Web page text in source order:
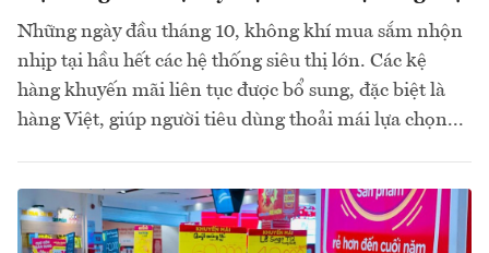
Những ngày đầu tháng 10, không khí mua sắm nhộn
nhịp tại hầu hết các hệ thống siêu thị lớn. Các kệ
hàng khuyến mãi liên tục được bổ sung, đặc biệt là
hàng Việt, giúp người tiêu dùng thoải mái lựa chọn...